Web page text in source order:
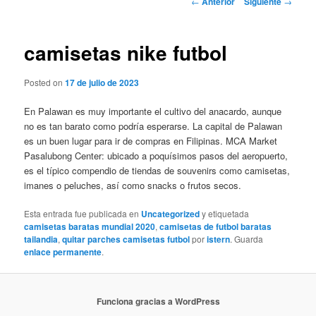
camisetas nike futbol
Posted on17 de julio de 2023
En Palawan es muy importante el cultivo del anacardo, aunque
no es tan barato como podría esperarse. La capital de Palawan
es un buen lugar para ir de compras en Filipinas. MCA Market
Pasalubong Center: ubicado a poquísimos pasos del aeropuerto,
es el típico compendio de tiendas de souvenirs como camisetas,
imanes o peluches, así como snacks o frutos secos.
Esta entrada fue publicada en Uncategorizedy etiquetada
camisetas baratas mundial 2020,camisetas de futbol baratas
tailandia,quitar parches camisetas futbolporistern. Guarda
enlace permanente.
Funciona gracias a WordPress